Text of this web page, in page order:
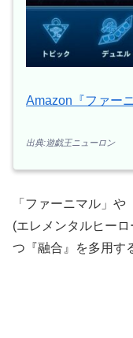
Amazon『ファー
出典:遊戯王ニューロン
「ファーニマル」
(エレメンタルヒー
つ『融合』を多用す